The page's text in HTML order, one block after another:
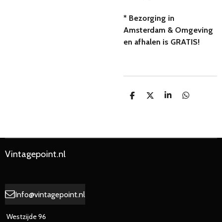
* Bezorging in
Amsterdam & Omgeving
en afhalen is GRATIS!
D
D
S
D
Vintagepoint.nl
Info@vintagepoint.nl
Westzijde 96